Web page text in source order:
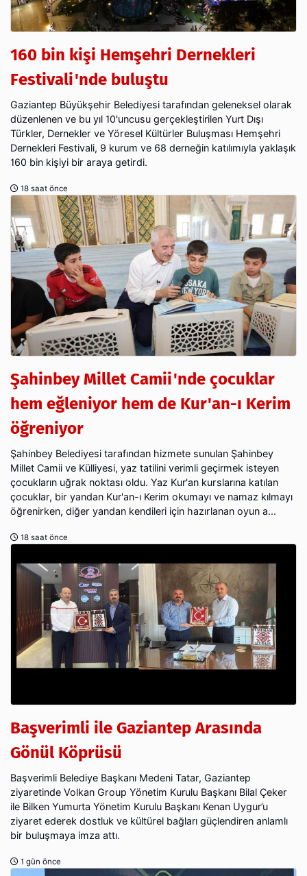
160 bin kişi Hemşehri Dernekleri
Festivali'nde buluştu
Gaziantep Büyükşehir Belediyesi tarafından geleneksel olarak
düzenlenen ve bu yıl 10'uncusu gerçekleştirilen Yurt Dışı
Türkler, Dernekler ve Yöresel Kültürler Buluşması Hemşehri
Dernekleri Festivali, 9 kurum ve 68 derneğin katılımıyla yaklaşık
160 bin kişiyi bir araya getirdi.
18 saat önce
Şahinbey Millet Camii'nde çocuklar
hem eğleniyor hem de Kur'an-ı Kerim
öğreniyor
Şahinbey Belediyesi tarafından hizmete sunulan Şahinbey
Millet Camii ve Külliyesi, yaz tatilini verimli geçirmek isteyen
çocukların uğrak noktası oldu. Yaz Kur'an kurslarına katılan
çocuklar, bir yandan Kur'an-ı Kerim okumayı ve namaz kılmayı
öğrenirken, diğer yandan kendileri için hazırlanan oyun a...
18 saat önce
Başverimli ile Gaziantep Arasında
Gönül Köprüsü
Başverimli Belediye Başkanı Medeni Tatar, Gaziantep
ziyaretinde Volkan Group Yönetim Kurulu Başkanı Bilal Çeker
ile Bilken Yumurta Yönetim Kurulu Başkanı Kenan Uygur’u
ziyaret ederek dostluk ve kültürel bağları güçlendiren anlamlı
bir buluşmaya imza attı.
1 gün önce